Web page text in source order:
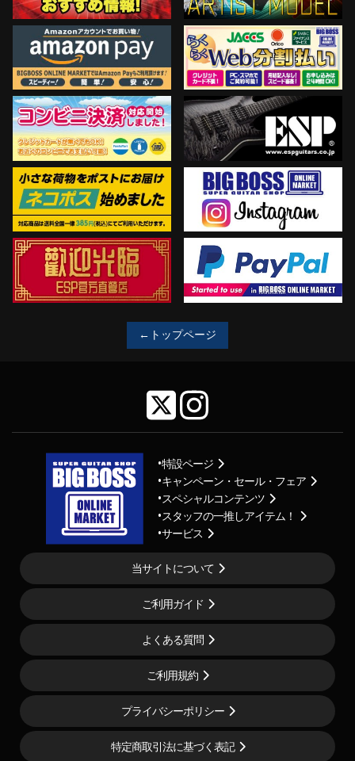
←トップページ
特設ページ
キャンペーン・セール・フェア
スペシャルコンテンツ
スタッフの一推しアイテム！
サービス
当サイトについて
ご利用ガイド
よくある質問
ご利用規約
プライバシーポリシー
特定商取引法に基づく表記